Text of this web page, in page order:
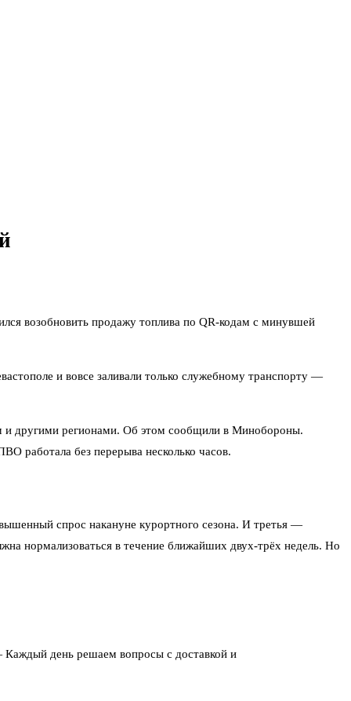
возобновить продажу топлива по QR-кодам с минувшей
и вовсе заливали только служебному транспорту —
и другими регионами. Об этом сообщили в Минобороны.
работала без перерыва несколько часов.
спрос накануне курортного сезона. И третья —
нормализоваться в течение ближайших двух-трёх недель. Но
Каждый день решаем вопросы с доставкой и